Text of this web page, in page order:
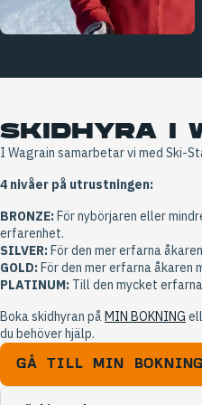
SKIDHYRA I
I Wagrain samarbetar vi med Ski-
4 nivåer på utrustningen:
BRONZE:För nybörjaren eller
erfarenhet.
SILVER:För den mer erfarna
GOLD:För den mer erfarna åkaren
PLATINUM: Till den mycket
Boka skidhyran påMIN BOKNING
du behöver hjälp.
GÅ TILL MIN BOKNING